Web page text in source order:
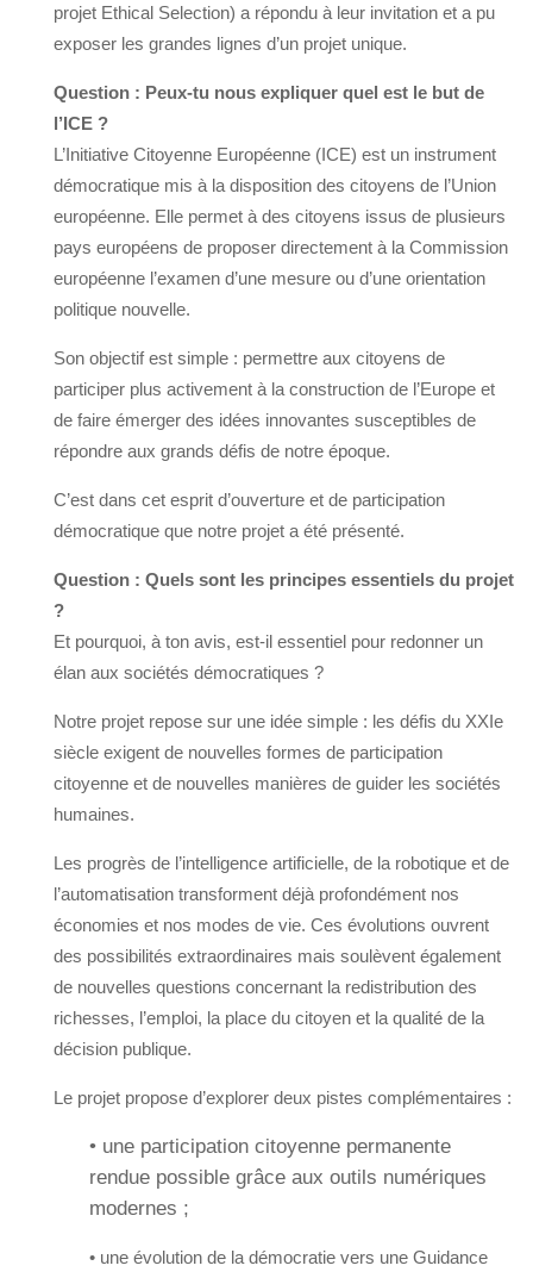
projet Ethical Selection) a répondu à leur invitation et a pu
exposer les grandes lignes d’un projet unique.
Question : Peux-tu nous expliquer quel est le but de
l’ICE ?
L’Initiative Citoyenne Européenne (ICE) est un instrument
démocratique mis à la disposition des citoyens de l’Union
européenne. Elle permet à des citoyens issus de plusieurs
pays européens de proposer directement à la Commission
européenne l’examen d’une mesure ou d’une orientation
politique nouvelle.
Son objectif est simple : permettre aux citoyens de
participer plus activement à la construction de l’Europe et
de faire émerger des idées innovantes susceptibles de
répondre aux grands défis de notre époque.
C’est dans cet esprit d’ouverture et de participation
démocratique que notre projet a été présenté.
Question : Quels sont les principes essentiels du projet
?
Et pourquoi, à ton avis, est-il essentiel pour redonner un
élan aux sociétés démocratiques ?
Notre projet repose sur une idée simple : les défis du XXIe
siècle exigent de nouvelles formes de participation
citoyenne et de nouvelles manières de guider les sociétés
humaines.
Les progrès de l’intelligence artificielle, de la robotique et de
l’automatisation transforment déjà profondément nos
économies et nos modes de vie. Ces évolutions ouvrent
des possibilités extraordinaires mais soulèvent également
de nouvelles questions concernant la redistribution des
richesses, l’emploi, la place du citoyen et la qualité de la
décision publique.
Le projet propose d’explorer deux pistes complémentaires :
• une participation citoyenne permanente
rendue possible grâce aux outils numériques
modernes ;
• une évolution de la démocratie vers une Guidance